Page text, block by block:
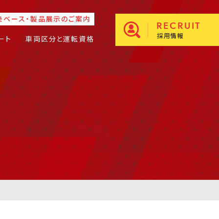
ース・製品展示のご案内
ト
車両区分と運転資格
RECRUIT
採用情報